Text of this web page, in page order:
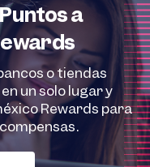
a
o tiendas
un solo lugar y
Rewards para